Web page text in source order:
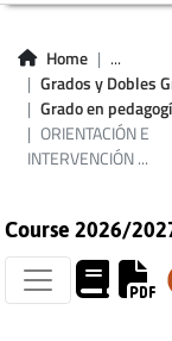
Home
...
Grados y Dobles
Grado en
ORIENTACIÓN E
INTERVENCIÓN ...
Course 2026/